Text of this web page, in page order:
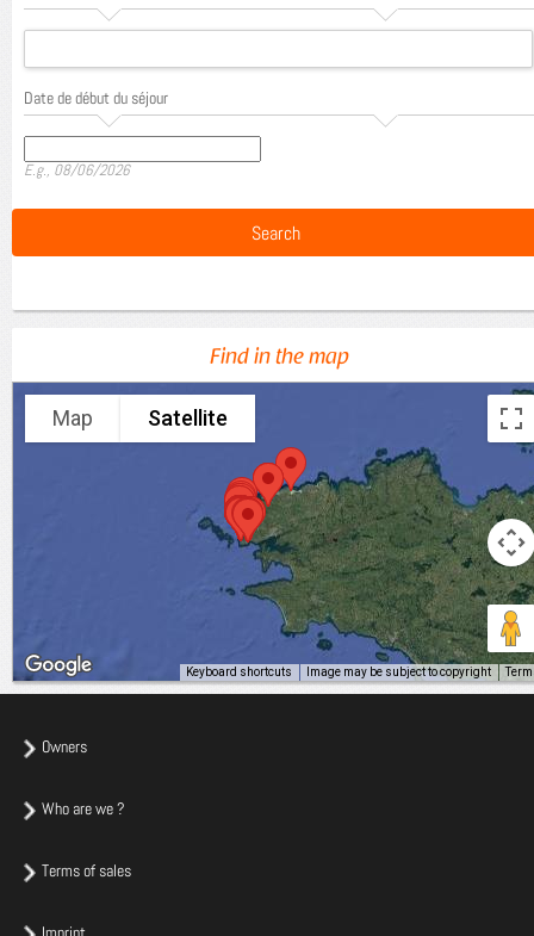
Date de début du séjour
Date
E.g., 08/06/2026
Find in the map
Map Satellite
Keyboard shortcuts Image may be subject to copyright
Owners
Who are we ?
Terms of sales